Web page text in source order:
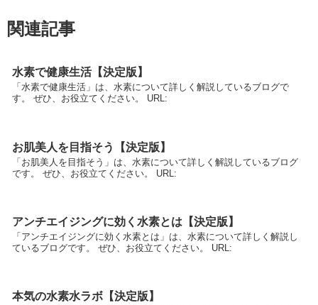
関連記事
水素で健康生活【決定版】
「水素で健康生活」は、水素について詳しく解説しているブログで
す。 ぜひ、お役立てください。 URL:
お肌美人を目指そう【決定版】
「お肌美人を目指そう」は、水素について詳しく解説しているブログ
です。 ぜひ、お役立てください。 URL:
アンチエイジングに効く水素とは【決定版】
「アンチエイジングに効く水素とは」は、水素について詳しく解説し
ているブログです。 ぜひ、お役立てください。 URL:
本気の水素水ラボ【決定版】